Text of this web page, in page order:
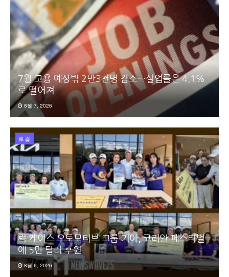
7월 고용 예상밖 2만3천명 감소…실업률은 4.1%
로 떨어져
8월 7, 2026
로컬
릭 케이스 오토모티브 그룹·기아, 코리안 페스티벌
에 5만 달러 후원
8월 6, 2026